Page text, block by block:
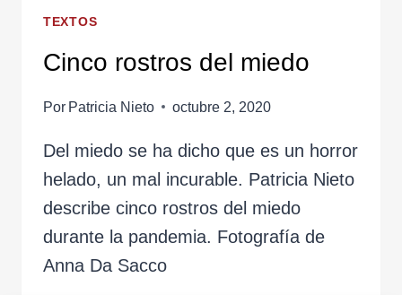
TEXTOS
Cinco rostros del miedo
Por Patricia Nieto octubre 2, 2020
Del miedo se ha dicho que es un horror
helado, un mal incurable. Patricia Nieto
describe cinco rostros del miedo
durante la pandemia. Fotografía de
Anna Da Sacco